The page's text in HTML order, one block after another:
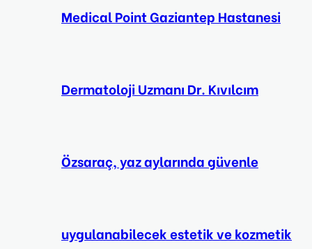
Medical Point Gaziantep Hastanesi
Dermatoloji Uzmanı Dr. Kıvılcım
Özsaraç, yaz aylarında güvenle
uygulanabilecek estetik ve kozmetik